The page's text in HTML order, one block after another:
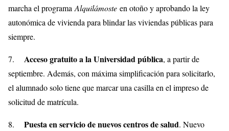
marcha el programa Alquilámoste en otoño y aprobando la ley
autonómica de vivienda para blindar las viviendas públicas para
siempre.
7. Acceso gratuito a la Universidad pública, a partir de
septiembre. Además, con máxima simplificación para solicitarlo,
el alumnado solo tiene que marcar una casilla en el impreso de
solicitud de matrícula.
8. Puesta en servicio de nuevos centros de salud. Nuevo